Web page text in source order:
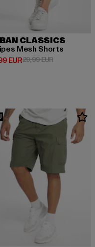
CLASSICS
Mesh Shorts
EURPreis: 20,99 EUR
29,99 EURAktionspreis: